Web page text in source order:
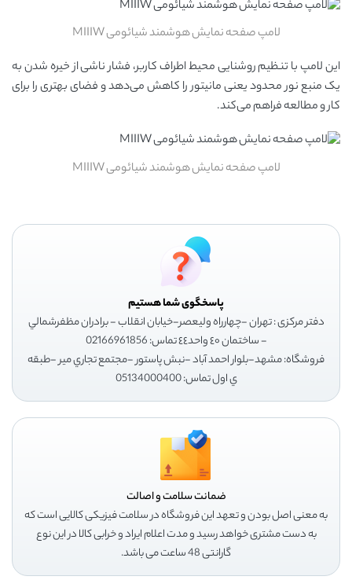
لامپ صفحه نمایش هوشمند شیائومی MIIIW
این لامپ با تنظیم روشنایی محیط اطراف کاربر، فشار ناشی از خیره شدن به
یک منبع نور محدود یعنی مانیتور را کاهش می‌دهد و فضای بهتری را برای
کار و مطالعه فراهم می‌کند.
لامپ صفحه نمایش هوشمند شیائومی MIIIW
پاسخگوی شما هستیم
دفتر مرکزی : تهران -چهارراه وليعصر-خيابان انقلاب - برادران مظفرشمالي
- ساختمان ٤٠ واحد٤٤ تماس: 02166961856
فروشگاه: مشهد-بلوار احمد آباد -نبش پاستور -مجتمع تجاري مير -طبقه
ي اول تماس: 05134000400
ضمانت سلامت و اصالت
به معنی اصل بودن و تعهد این فروشگاه در سلامت فیزیکی کالایی است که
به دست مشتری خواهد رسید و مدت اعلام ایراد و خرابی کالا در این نوع
گارانتی 48 ساعت می باشد.